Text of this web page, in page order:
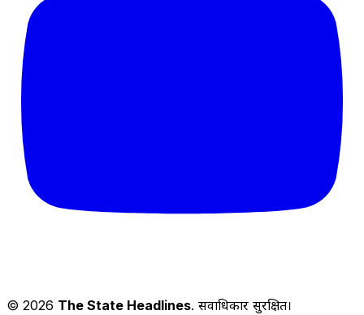
© 2026 The State Headlines. सर्वाधिकार सुरक्षित।